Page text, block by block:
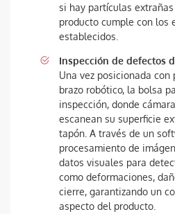
si hay partículas
producto cumple con los
establecidos.
Inspección de defectos
Una vez posicionada con
brazo robótico, la bolsa
inspección, donde
escanean su superficie
tapón. A través de un
procesamiento de
datos visuales para
como deformaciones,
cierre, garantizando un
aspecto del producto.